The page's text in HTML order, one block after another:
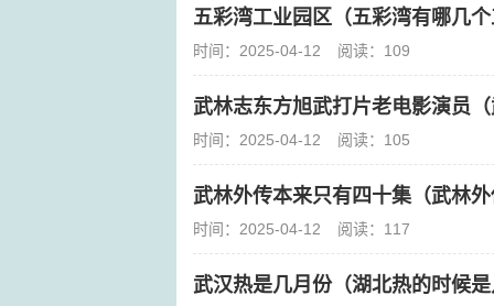
五彩湾工业园区（五彩湾有哪几
时间：2025-04-12 阅读：109
武林志东方旭武打片老电影演员
时间：2025-04-12 阅读：105
武林外传本来只有四十集（武林
时间：2025-04-12 阅读：117
武汉热是几月份（湖北热的时候